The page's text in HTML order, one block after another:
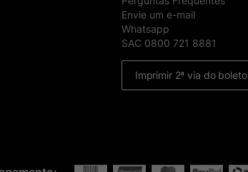
Envie um e-mail
Whatsapp
SAC 0800 721 8881
Imprimir 2ª via do boleto